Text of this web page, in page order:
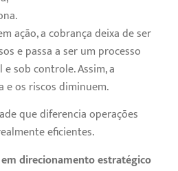
ação, a cobrança deixa de ser
e passa a ser um processo
sob controle. Assim, a
e os riscos diminuem.
que diferencia operações
eficientes.
direcionamento estratégico